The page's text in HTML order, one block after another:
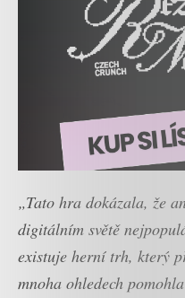
„Tato hra dokázala, že
digitálním světě
existuje herní trh, který
mnoha ohledech